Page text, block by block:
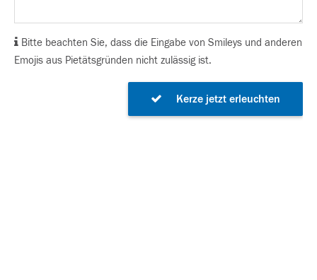
Bitte beachten Sie, dass die Eingabe von Smileys und anderen
Emojis aus Pietätsgründen nicht zulässig ist.
Kerze jetzt erleuchten